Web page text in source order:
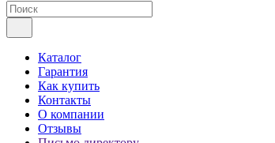
Каталог
Гарантия
Как купить
Контакты
О компании
Отзывы